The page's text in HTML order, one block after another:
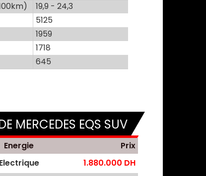
19,9 - 24,3
5125
1959
1718
645
MERCEDES EQS SUV
Energie Prix
Electrique 1.880.000 DH